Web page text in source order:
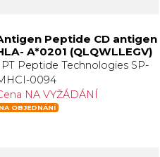
Peptide CD antigen
A*0201 (QLQWLLEGV)
Peptide Technologies SP-
0094
NA VYŽÁDÁNÍ
NA OBJEDNÁNÍ